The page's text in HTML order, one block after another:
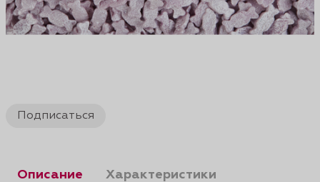
Подписаться
Описание Характеристики